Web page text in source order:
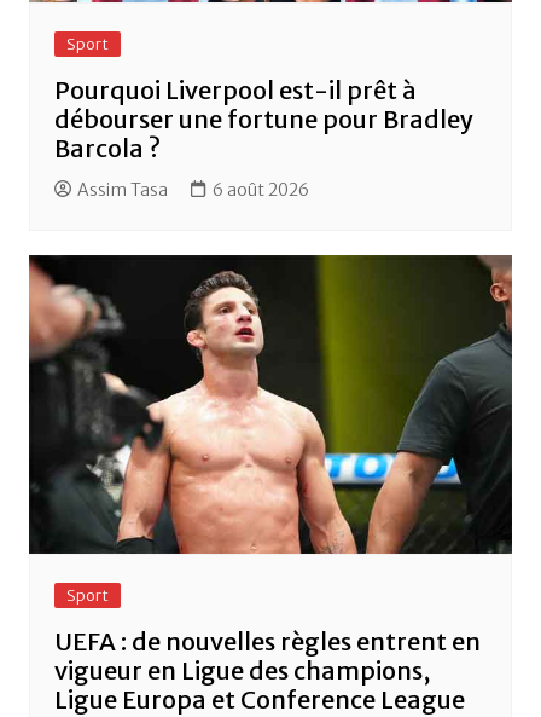
Sport
Pourquoi Liverpool est-il prêt à
débourser une fortune pour Bradley
Barcola ?
Assim Tasa 6 août 2026
Sport
UEFA : de nouvelles règles entrent en
vigueur en Ligue des champions,
Ligue Europa et Conference League